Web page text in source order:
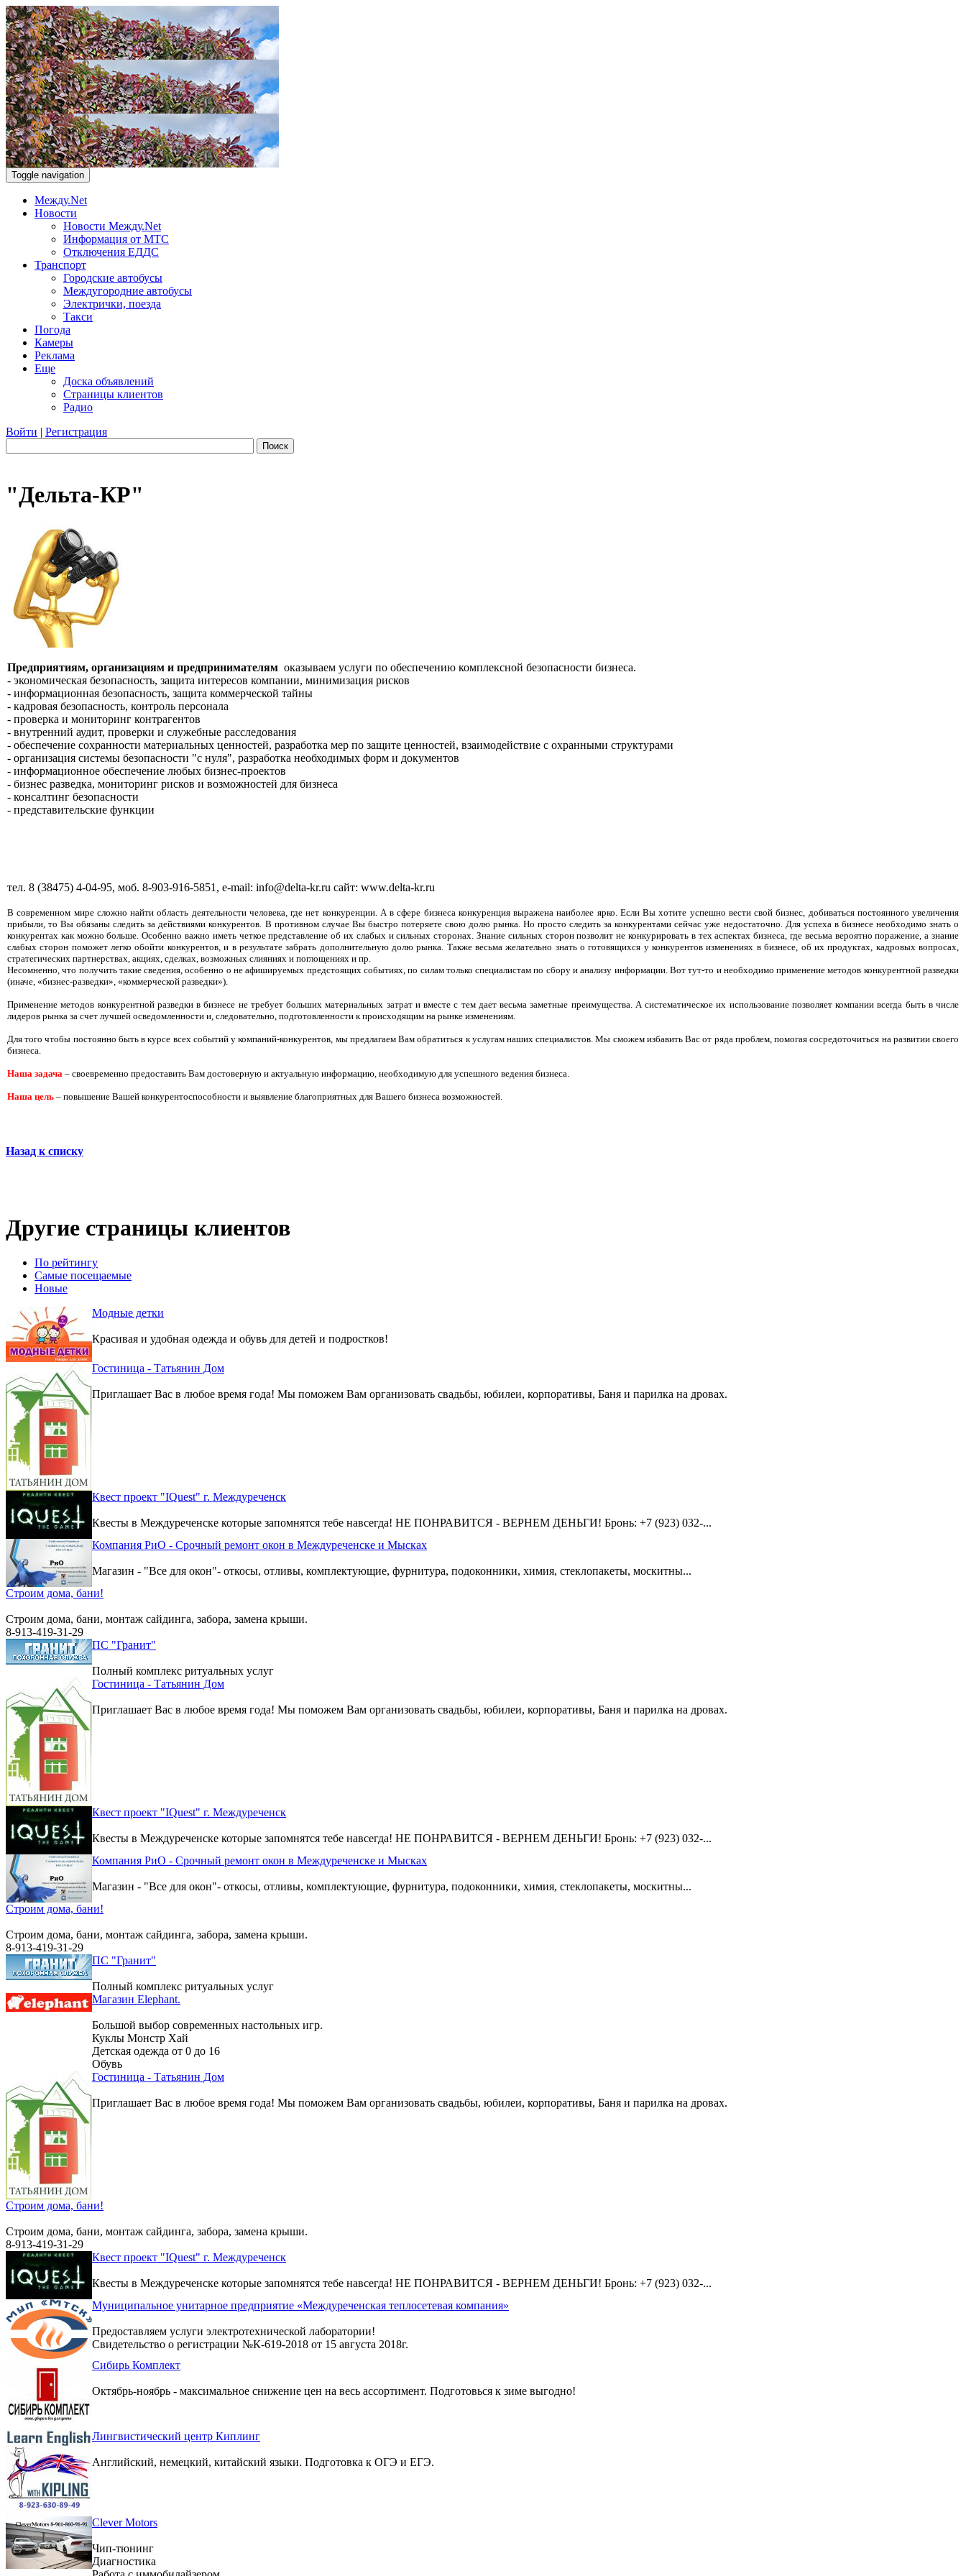
Toggle navigation
Между.Net
Новости
Новости Между.Net
Информация от МТС
Отключения ЕДДС
Транспорт
Городские автобусы
Междугородние автобусы
Электрички, поезда
Такси
Погода
Камеры
Реклама
Еще
Доска объявлений
Страницы клиентов
Радио
Войти | Регистрация
Поиск
"Дельта-КР"
Предприятиям, организациям и предпринимателям оказываем услуги по обеспечению комплексной безопасности бизнеса.
- экономическая безопасность, защита интересов компании, минимизация рисков
- информационная безопасность, защита коммерческой тайны
- кадровая безопасность, контроль персонала
- проверка и мониторинг контрагентов
- внутренний аудит, проверки и служебные расследования
- обеспечение сохранности материальных ценностей, разработка мер по защите ценностей, взаимодействие с охранными структурами
- организация системы безопасности "с нуля", разработка необходимых форм и документов
- информационное обеспечение любых бизнес-проектов
- бизнес разведка, мониторинг рисков и возможностей для бизнеса
- консалтинг безопасности
- представительские функции
тел. 8 (38475) 4-04-95, моб. 8-903-916-5851, e-mail: info@delta-kr.ru сайт: www.delta-kr.ru
В современном мире сложно найти область деятельности человека, где нет конкуренции. А в сфере бизнеса конкуренция выражена наиболее ярко. Если Вы хотите успешно вести свой бизнес, добиваться постоянного увеличения
прибыли, то Вы обязаны следить за действиями конкурентов. В противном случае Вы быстро потеряете свою долю рынка. Но просто следить за конкурентами сейчас уже недостаточно. Для успеха в бизнесе необходимо знать о
конкурентах как можно больше. Особенно важно иметь четкое представление об их слабых и сильных сторонах. Знание сильных сторон позволит не конкурировать в тех аспектах бизнеса, где весьма вероятно поражение, а знание
слабых сторон поможет легко обойти конкурентов, и в результате забрать дополнительную долю рынка. Также весьма желательно знать о готовящихся у конкурентов изменениях в бизнесе, об их продуктах, кадровых вопросах,
стратегических партнерствах, акциях, сделках, возможных слияниях и поглощениях и пр.
Несомненно, что получить такие сведения, особенно о не афишируемых предстоящих событиях, по силам только специалистам по сбору и анализу информации. Вот тут-то и необходимо применение методов конкурентной разведки
(иначе, «бизнес-разведки», «коммерческой разведки»).
Применение методов конкурентной разведки в бизнесе не требует больших материальных затрат и вместе с тем дает весьма заметные преимущества. А систематическое их использование позволяет компании всегда быть в числе
лидеров рынка за счет лучшей осведомленности и, следовательно, подготовленности к происходящим на рынке изменениям.
Для того чтобы постоянно быть в курсе всех событий у компаний-конкурентов, мы предлагаем Вам обратиться к услугам наших специалистов. Мы сможем избавить Вас от ряда проблем, помогая сосредоточиться на развитии своего
бизнеса.
Наша задача – своевременно предоставить Вам достоверную и актуальную информацию, необходимую для успешного ведения бизнеса.
Наша цель – повышение Вашей конкурентоспособности и выявление благоприятных для Вашего бизнеса возможностей.
Назад к списку
Другие страницы клиентов
По рейтингу
Самые посещаемые
Новые
Модные детки
Красивая и удобная одежда и обувь для детей и подростков!
Гостиница - Татьянин Дом
Приглашает Вас в любое время года! Мы поможем Вам организовать свадьбы, юбилеи, корпоративы, Баня и парилка на дровах.
Квест проект "IQuest" г. Междуреченск
Квесты в Междуреченске которые запомнятся тебе навсегда! НЕ ПОНРАВИТСЯ - ВЕРНЕМ ДЕНЬГИ! Бронь: +7 (923) 032-...
Компания РиО - Срочный ремонт окон в Междуреченске и Мысках
Магазин - "Все для окон"- откосы, отливы, комплектующие, фурнитура, подоконники, химия, стеклопакеты, москитны...
Строим дома, бани!
Строим дома, бани, монтаж сайдинга, забора, замена крыши.
8-913-419-31-29
ПС "Гранит"
Полный комплекс ритуальных услуг
Гостиница - Татьянин Дом
Приглашает Вас в любое время года! Мы поможем Вам организовать свадьбы, юбилеи, корпоративы, Баня и парилка на дровах.
Квест проект "IQuest" г. Междуреченск
Квесты в Междуреченске которые запомнятся тебе навсегда! НЕ ПОНРАВИТСЯ - ВЕРНЕМ ДЕНЬГИ! Бронь: +7 (923) 032-...
Компания РиО - Срочный ремонт окон в Междуреченске и Мысках
Магазин - "Все для окон"- откосы, отливы, комплектующие, фурнитура, подоконники, химия, стеклопакеты, москитны...
Строим дома, бани!
Строим дома, бани, монтаж сайдинга, забора, замена крыши.
8-913-419-31-29
ПС "Гранит"
Полный комплекс ритуальных услуг
Магазин Elephant.
Большой выбор современных настольных игр.
Куклы Монстр Хай
Детская одежда от 0 до 16
Обувь
Гостиница - Татьянин Дом
Приглашает Вас в любое время года! Мы поможем Вам организовать свадьбы, юбилеи, корпоративы, Баня и парилка на дровах.
Строим дома, бани!
Строим дома, бани, монтаж сайдинга, забора, замена крыши.
8-913-419-31-29
Квест проект "IQuest" г. Междуреченск
Квесты в Междуреченске которые запомнятся тебе навсегда! НЕ ПОНРАВИТСЯ - ВЕРНЕМ ДЕНЬГИ! Бронь: +7 (923) 032-...
Муниципальное унитарное предприятие «Междуреченская теплосетевая компания»
Предоставляем услуги электротехнической лаборатории!
Свидетельство о регистрации №К-619-2018 от 15 августа 2018г.
Сибирь Комплект
Октябрь-ноябрь - максимальное снижение цен на весь ассортимент. Подготовься к зиме выгодно!
Лингвистический центр Киплинг
Английский, немецкий, китайский языки. Подготовка к ОГЭ и ЕГЭ.
Clever Motors
Чип-тюнинг
Диагностика